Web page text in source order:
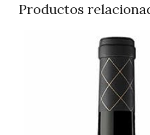
Productos